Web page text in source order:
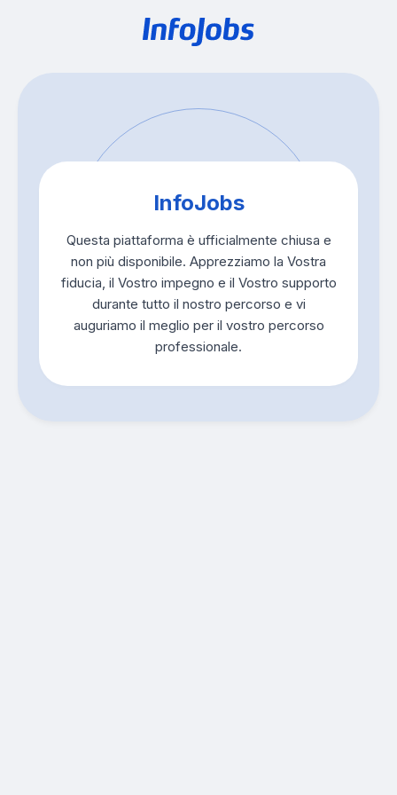
InfoJobs
Questa piattaforma è ufficialmente chiusa e
non più disponibile. Apprezziamo la Vostra
fiducia, il Vostro impegno e il Vostro supporto
durante tutto il nostro percorso e vi
auguriamo il meglio per il vostro percorso
professionale.